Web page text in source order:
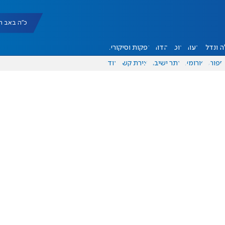
כ"ה באב תשפ"ו
ונדל"ן דעות אוכל יהדות הפקות וסיקורים
ספורט פורומים אתר ישיבה יצירת קשר עוד